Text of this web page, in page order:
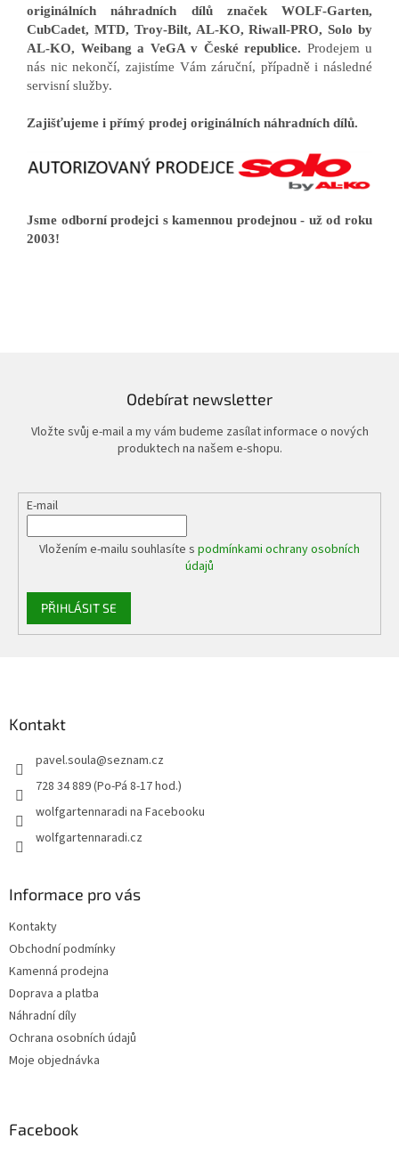
originálních náhradních dílů značek WOLF-Garten,
CubCadet, MTD, Troy-Bilt, AL-KO, Riwall-PRO, Solo by
AL-KO, Weibang a VeGA v České republice. Prodejem u
nás nic nekončí, zajistíme Vám záruční, případně i následné
servisní služby.
Zajišťujeme i přímý prodej originálních náhradních dílů.
Jsme odborní prodejci s kamennou prodejnou - už od roku
2003!
Odebírat newsletter
Vložte svůj e-mail a my vám budeme zasílat informace o nových
produktech na našem e-shopu.
E-mail
Vložením e-mailu souhlasíte s podmínkami ochrany osobních
údajů
PŘIHLÁSIT SE
Kontakt
pavel.soula@seznam.cz
728 34 889 (Po-Pá 8-17 hod.)
wolfgartennaradi na Facebooku
wolfgartennaradi.cz
Informace pro vás
Kontakty
Obchodní podmínky
Kamenná prodejna
Doprava a platba
Náhradní díly
Ochrana osobních údajů
Moje objednávka
Facebook